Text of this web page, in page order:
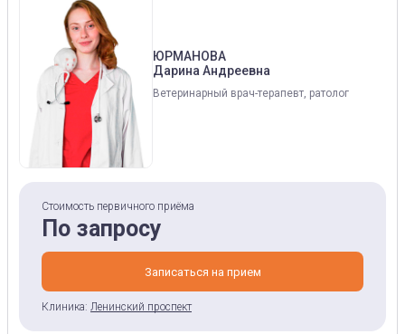
ЮРМАНОВА
Дарина Андреевна
Ветеринарный врач-терапевт, ратолог
Стоимость первичного приёма
По запросу
Записаться на прием
Клиника: Ленинский проспект